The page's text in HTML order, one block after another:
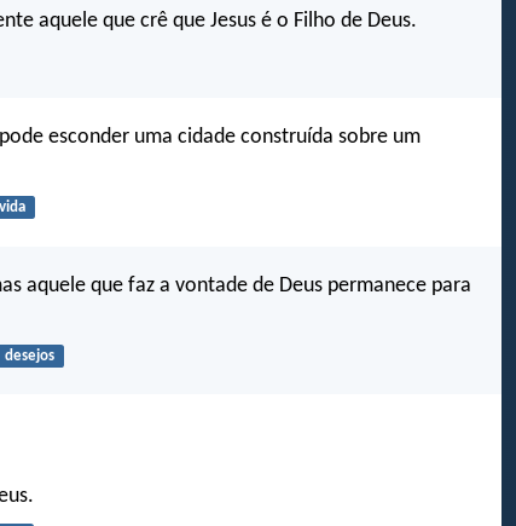
aquele que crê que Jesus é o Filho de Deus.
esconder uma cidade construída sobre um
vida
aquele que faz a vontade de Deus permanece para
desejos